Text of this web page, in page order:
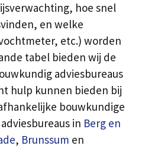
hoe snel
en welke
etc.) worden
tabel bieden wij de
adviesbureaus
hulp kunnen bieden bij
bouwkundige
in Berg en
, Brunssum en